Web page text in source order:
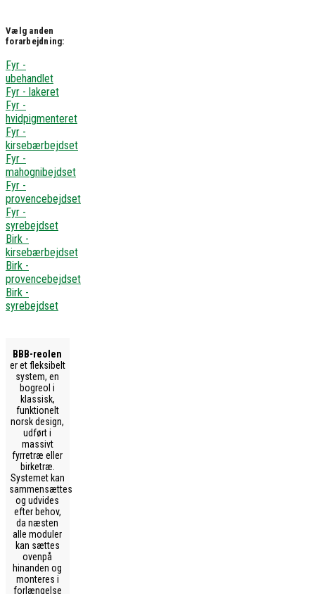
Vælg anden
forarbejdning:
Fyr -
ubehandlet
Fyr - lakeret
Fyr -
hvidpigmenteret
Fyr -
kirsebærbejdset
Fyr -
mahognibejdset
Fyr -
provencebejdset
Fyr -
syrebejdset
Birk -
kirsebærbejdset
Birk -
provencebejdset
Birk -
syrebejdset
BBB-reolen
er et fleksibelt
system, en
bogreol i
klassisk,
funktionelt
norsk design,
udført i
massivt
fyrretræ eller
birketræ.
Systemet kan
sammensættes
og udvides
efter behov,
da næsten
alle moduler
kan sættes
ovenpå
hinanden og
monteres i
forlængelse